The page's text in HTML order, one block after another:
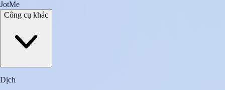
JotMe
Công cụ khác
Dịch